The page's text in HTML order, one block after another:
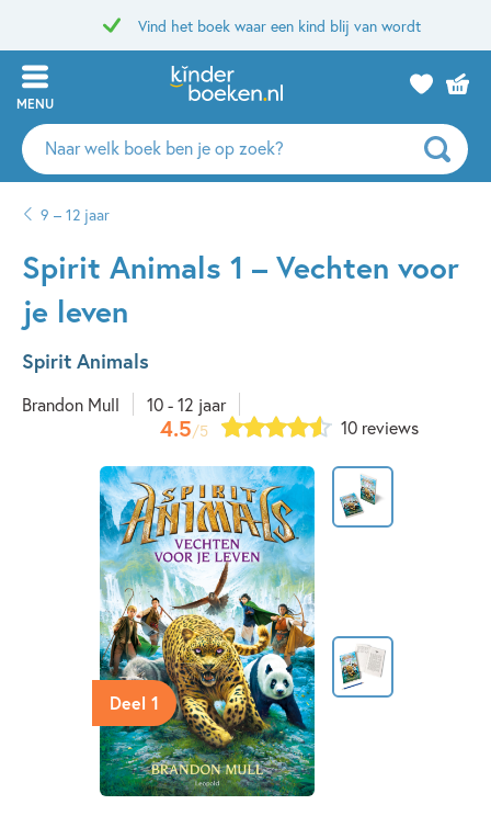
Vind het boek waar een kind blij van wordt
MENU
Zoeken
naar
auteurs
uitgevers
9 – 12 jaar
Spirit Animals 1 – Vechten voor
je leven
Spirit Animals
Brandon Mull 10 - 12 jaar
4.5/5 10 reviews
Deel 1